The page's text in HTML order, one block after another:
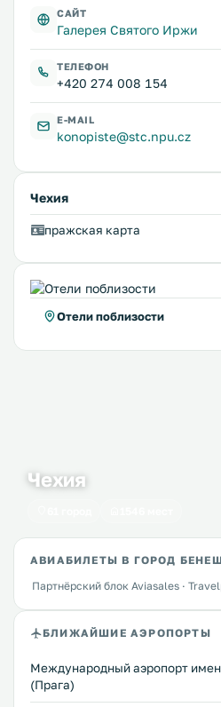
САЙТ
Галерея Святого Иржи
ТЕЛЕФОН
+420 274 008 154
E-MAIL
konopiste@stc.npu.cz
Чехия
пражская карта
Отели поблизости
Чехия
АВИАБИЛЕТЫ В ГОРОД
Партнёрский блок Aviasales ·
БЛИЖАЙШИЕ АЭРОПОРТЫ
Международный аэропорт
(Прага)